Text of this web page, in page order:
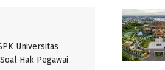
Universitas
Hak Pegawai